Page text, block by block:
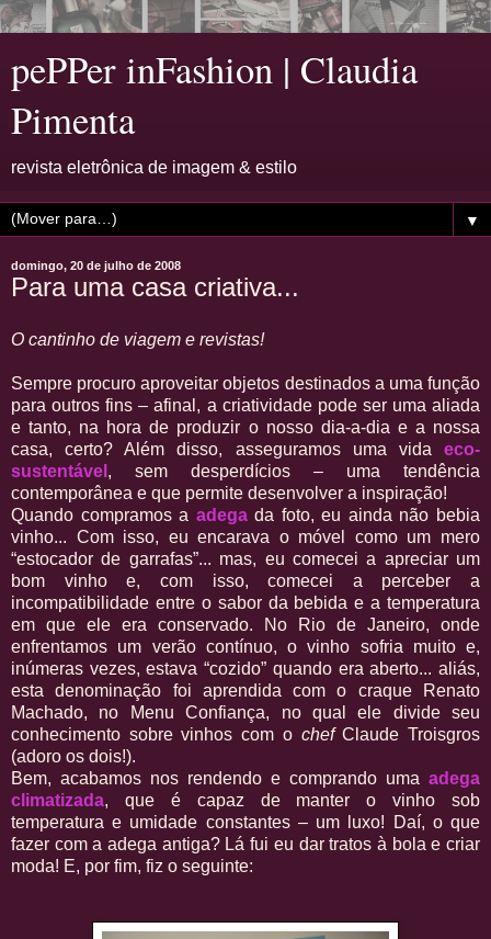
pePPer inFashion | Claudia
Pimenta
revista eletrônica de imagem & estilo
▼
domingo, 20 de julho de 2008
Para uma casa criativa...
O cantinho de viagem e revistas!
Sempre procuro aproveitar objetos destinados a uma função
para outros fins – afinal, a criatividade pode ser uma aliada
e tanto, na hora de produzir o nosso dia-a-dia e a nossa
casa, certo? Além disso, asseguramos uma vida eco-
sustentável , sem desperdícios – uma tendência
contemporânea e que permite desenvolver a inspiração!
Quando compramos a adegada foto, eu ainda não bebia
vinho... Com isso, eu encarava o móvel como um mero
“estocador de garrafas”... mas, eu comecei a apreciar um
bom vinho e, com isso, comecei a perceber a
incompatibilidade entre o sabor da bebida e a temperatura
em que ele era conservado. No Rio de Janeiro, onde
enfrentamos um verão contínuo, o vinho sofria muito e,
inúmeras vezes, estava “cozido” quando era aberto... aliás,
esta denominação foi aprendida com o craque Renato
Machado, no Menu Confiança, no qual ele divide seu
conhecimento sobre vinhos com o chefClaude Troisgros
(adoro os dois!).
Bem, acabamos nos rendendo e comprando uma adega
climatizada, que é capaz de manter o vinho sob
temperatura e umidade constantes – um luxo! Daí, o que
fazer com a adega antiga? Lá fui eu dar tratos à bola e criar
moda! E, por fim, fiz o seguinte: